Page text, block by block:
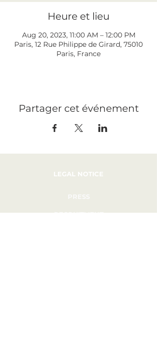
Heure et lieu
Aug 20, 2023, 11:00 AM – 12:00 PM
Paris, 12 Rue Philippe de Girard, 75010
Paris, France
Partager cet événement
LEGAL NOTICE
RECRUITMENT